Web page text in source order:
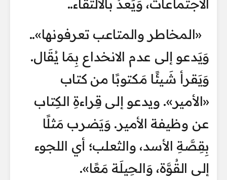
الاجتماعات، وَيَعدُ بالالتقاء..
«المخاطر والمتاعب تعرفونها»..
وَيَدعو إلى عدم الانخداع بِمَا يُقَال.
وَيَقرأ شَيئًا مَكتوبًا من كتاب
«الأمير». ويدعو إلى قِراءةِ الكِتاب
عن وظيفة الأمير. وَيَضرب مَثلًا
بِقِصَّةِ الأسد، والثعلب؛ أي اللجوء
إلى القُوَّة، وَالحِيلَة مَعًا».